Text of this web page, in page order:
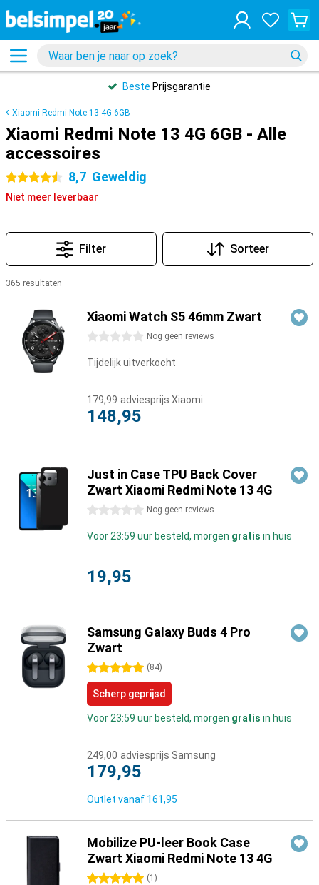
Beste Prijsgarantie
Xiaomi Redmi Note 13 4G 6GB
Xiaomi Redmi Note 13 4G 6GB - Alle
accessoires
4.5 sterren 8,7 Geweldig
Niet meer leverbaar
Filter Sorteer
365 resultaten
Xiaomi Watch S5 46mm Zwart
0 sterren Nog geen reviews
Tijdelijk uitverkocht
179,99 adviesprijs Xiaomi
148,95
Just in Case TPU Back Cover
Zwart Xiaomi Redmi Note 13 4G
0 sterren Nog geen reviews
Voor 23:59 uur besteld, morgen gratis in huis
19,95
Samsung Galaxy Buds 4 Pro
Zwart
5 sterren (84)
Scherp geprijsd
Voor 23:59 uur besteld, morgen gratis in huis
249,00 adviesprijs Samsung
179,95
Outlet vanaf 161,95
Mobilize PU-leer Book Case
Zwart Xiaomi Redmi Note 13 4G
5 sterren (1 )